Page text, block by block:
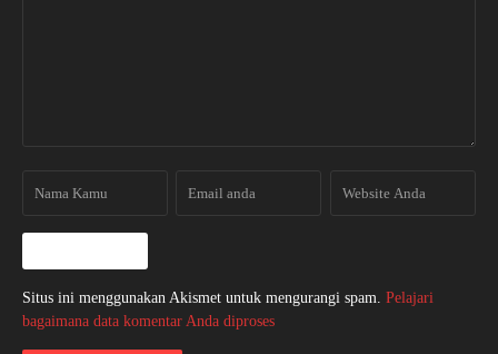
Situs ini menggunakan Akismet untuk mengurangi spam. Pelajari
bagaimana data komentar Anda diproses